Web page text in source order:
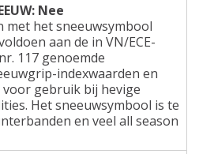
Nee
met het sneeuwsymbool
aan de in VN/ECE-
117 genoemde
indexwaarden en
voor gebruik bij hevige
Het sneeuwsymbool is te
en veel all season